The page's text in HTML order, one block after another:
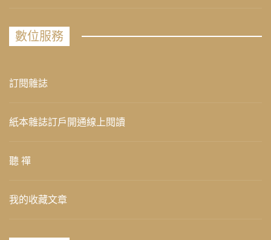
數位服務
訂閱雜誌
紙本雜誌訂戶開通線上閱讀
聽 禪
我的收藏文章